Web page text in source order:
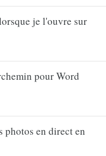
je l'ouvre sur
pour Word
photos en direct en